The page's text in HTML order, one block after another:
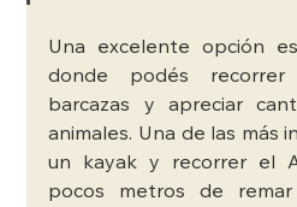
Una excelente opción
donde podés
barcazas y apreciar
animales. Una de las más
un kayak y recorrer el
pocos metros de